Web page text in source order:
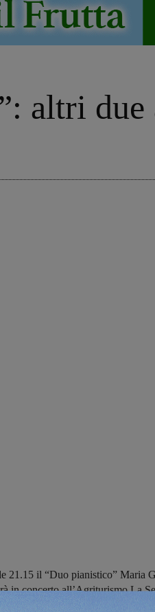
altri
21.15 il “Duo pianistico” Maria
in concerto all’Agriturismo La
alla Pieve di San Pancrazio si